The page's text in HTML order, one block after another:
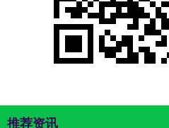
推荐资讯